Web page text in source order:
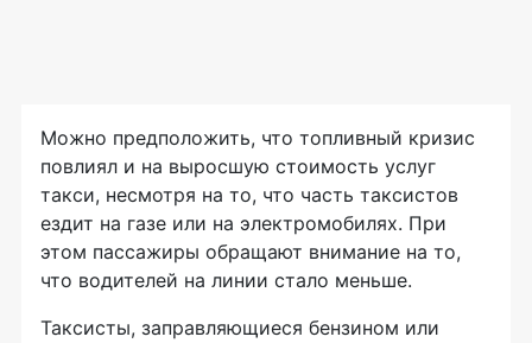
Можно предположить, что топливный кризис
повлиял и на выросшую стоимость услуг
такси, несмотря на то, что часть таксистов
ездит на газе или на электромобилях. При
этом пассажиры обращают внимание на то,
что водителей на линии стало меньше.
Таксисты, заправляющиеся бензином или